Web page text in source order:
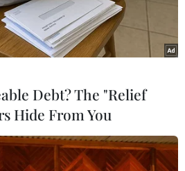
Debt? The "Relief
Hide From You